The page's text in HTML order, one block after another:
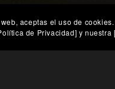
Cyberpunk en
Virtual Futurista
€258.56
aceptas el uso de
de Privacidad] y